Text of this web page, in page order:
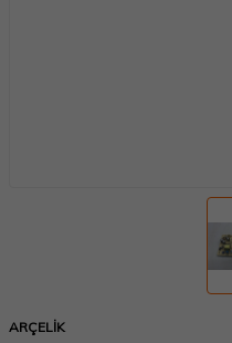
ARÇELİK